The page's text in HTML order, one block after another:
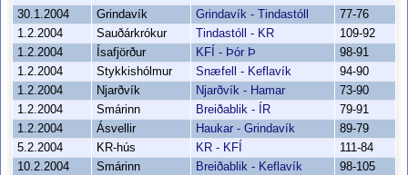
30.1.2004
Grindavík Grindavík - Tindastóll
77-76
1.2.2004
Sauðárkrókur Tindastóll - KR
109-92
1.2.2004
Ísafjörður KFÍ - Þór Þ
98-91
1.2.2004
Stykkishólmur Snæfell - Keflavík
94-90
1.2.2004
Njarðvík Njarðvík - Hamar
73-90
1.2.2004
Smárinn Breiðablik - ÍR
79-91
1.2.2004
Ásvellir Haukar - Grindavík
89-79
5.2.2004
KR-hús KR - KFÍ
111-84
10.2.2004
Smárinn Breiðablik - Keflavík
98-105